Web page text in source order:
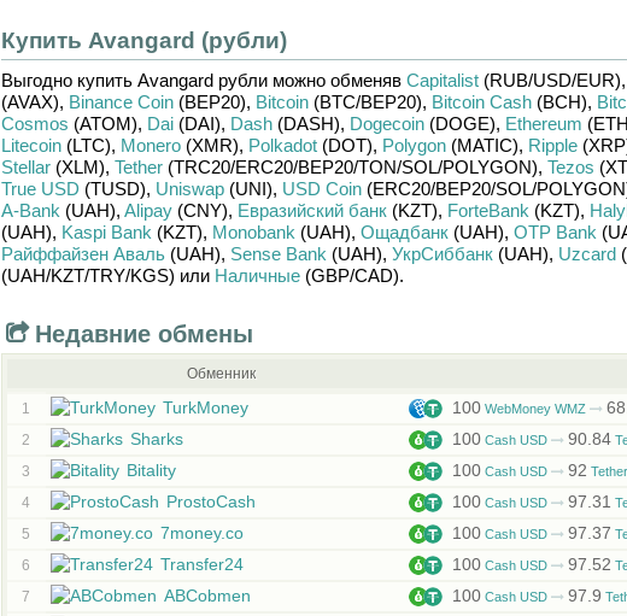
Купить Avangard (рубли)
Выгодно купить Avangard рублиможно обменяв Capitalist(RUB/USD/EUR),
(AVAX), Binance Coin(BEP20), Bitcoin(BTC/BEP20), Bitcoin Cash(BCH),
Cosmos (ATOM), Dai(DAI), Dash(DASH), Dogecoin(DOGE), Ethereum
Litecoin(LTC), Monero(XMR), Polkadot(DOT), Polygon(MATIC), Ripple
Stellar(XLM), Tether(TRC20/ERC20/BEP20/TON/SOL/POLYGON), Tezos
True USD (TUSD), Uniswap(UNI), USD Coin(ERC20/BEP20/SOL/
A-Bank (UAH), Alipay(CNY), Евразийский банк(KZT), ForteBank (KZT),
(UAH), Kaspi Bank (KZT), Monobank (UAH), Ощадбанк(UAH), OTP Bank
Райффайзен Аваль(UAH), Sense Bank (UAH), УкрСиббанк(UAH), Uzcard
(UAH/KZT/TRY/KGS) или Наличные(GBP/CAD).
Недавние обмены
Обменник
1 TurkMoney 100WebMoney WMZ
2 Sharks 100Cash USD 90.84
3 Bitality 100Cash USD 92
4 ProstoCash 100Cash USD 97.31
5 7money.co 100Cash USD 97.37
6 Transfer24 100Cash USD 97.52
7 ABCobmen 100Cash USD 97.9